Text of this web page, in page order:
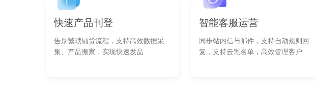
快速产品刊登
告别繁琐铺货流程，支持高效数据采
集、产品搬家，实现快速发品
智能客服运营
同步站内信与邮件，支持自动规则回
复，支持云黑名单，高效管理客户